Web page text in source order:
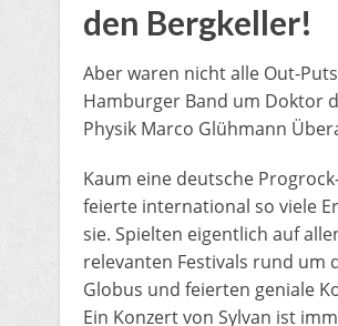
den Bergkeller!
Aber waren nicht alle Out-
Hamburger Band um Doktor
Physik Marco Glühmann
Kaum eine deutsche
feierte international so viele
sie. Spielten eigentlich auf
relevanten Festivals rund um
Globus und feierten geniale
Ein Konzert von Sylvan ist